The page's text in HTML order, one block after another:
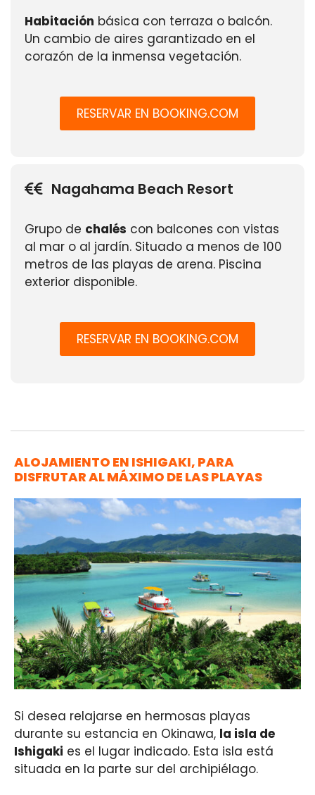
Habitación básica con terraza o balcón.
Un cambio de aires garantizado en el
corazón de la inmensa vegetación.
RESERVAR EN BOOKING.COM
Nagahama Beach Resort
Grupo de chalés con balcones con vistas
al mar o al jardín. Situado a menos de 100
metros de las playas de arena. Piscina
exterior disponible.
RESERVAR EN BOOKING.COM
ALOJAMIENTO EN ISHIGAKI, PARA
DISFRUTAR AL MÁXIMO DE LAS PLAYAS
Si desea relajarse en hermosas playas
durante su estancia en Okinawa, la isla de
Ishigaki es el lugar indicado. Esta isla está
situada en la parte sur del archipiélago.